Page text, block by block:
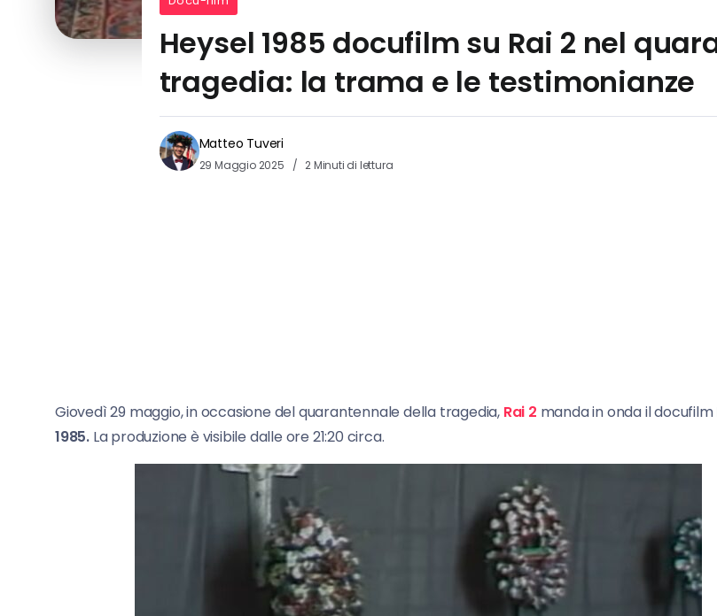
Heysel 1985 docufilm su Rai 2 nel
tragedia: la trama e le testimonianze
Matteo Tuveri
29 Maggio 2025 2 Minuti di lettura
Giovedì 29 maggio, in occasione del quarantennale della tragedia, Rai 2 manda in onda il docufilm
1985. La produzione è visibile dalle ore 21:20 circa.